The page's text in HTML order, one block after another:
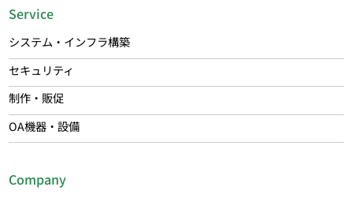
Service
システム・インフラ構築
セキュリティ
制作・販促
OA機器・設備
Company